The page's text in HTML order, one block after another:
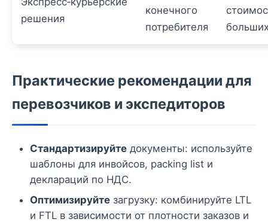
решения
конечного
потребителя
Практические рекомендации для
перевозчиков и экспедиторов
Стандартизируйте документы: используйте
шаблоны для инвойсов, packing list и
деклараций по НДС.
Оптимизируйте загрузку: комбинируйте LTL
и FTL в зависимости от плотности заказов и